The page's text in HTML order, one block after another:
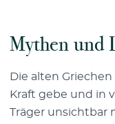
Mythen und
Die alten
Kraft gebe und in
Träger unsichtbar